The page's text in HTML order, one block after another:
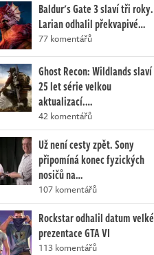
Baldur's Gate 3 slaví tři roky.
Larian odhalil překvapivé…
77 komentářů
Ghost Recon: Wildlands slaví
25 let série velkou
aktualizací.…
42 komentářů
Už není cesty zpět. Sony
připomíná konec fyzických
nosičů na…
107 komentářů
Rockstar odhalil datum velké
prezentace GTA VI
113 komentářů